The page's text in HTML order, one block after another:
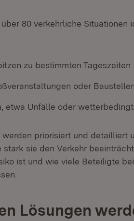
80 verkehrliche Situationen
zu bestimmten Tageszeiten
oder
etwa Unfälle oder
priorisiert und detailliert
sie den Verkehr
ist und wie viele Beteiligte
Lösungen